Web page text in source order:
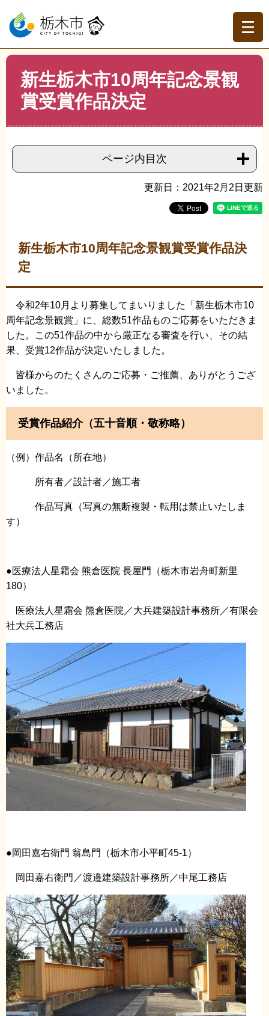
ー
の
先
ニ
ー
を
本
現在地
トップページ >分類でさがす >事業者の方へ >都市計
画・都市整備 > 景観 >新生栃木市10周年記念景観賞受賞
作品決定
新生栃木市10周年記念景観
賞受賞作品決定
ページ内目次
更新日：2021年2月2日更新
新生栃木市10周年記念景観賞受賞作品決
定
令和2年10月より募集してまいりました「新生栃木市10
周年記念景観賞」に、総数51作品ものご応募をいただきま
した。この51作品の中から厳正なる審査を行い、その結
果、受賞12作品が決定いたしました。
皆様からのたくさんのご応募・ご推薦、ありがとうござ
いました。
受賞作品紹介（五十音順・敬称略）
（例）作品名（所在地）
所有者／設計者／施工者
作品写真（写真の無断複製・転用は禁止いたしま
す）
●医療法人星霜会 熊倉医院 長屋門（栃木市岩舟町新里
180）
医療法人星霜会 熊倉医院／大兵建築設計事務所／有限会
社大兵工務店
●岡田嘉右衛門 翁島門（栃木市小平町45-1）
岡田嘉右衛門／渡邉建築設計事務所／中尾工務店